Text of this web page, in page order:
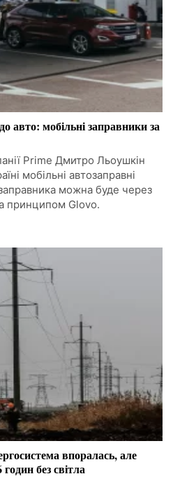
авто: мобільні заправники за
Prime Дмитро Льоушкін
мобільні автозаправні
можна буде через
принципом Glovo.
впоралась, але
без світла